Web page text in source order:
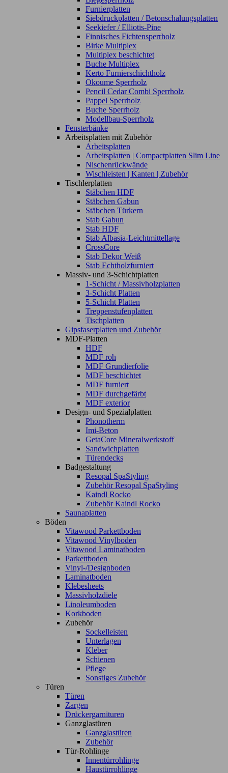
Furnierplatten
Siebdruckplatten / Betonschalungsplatten
Seekiefer / Elliotis-Pine
Finnisches Fichtensperrholz
Birke Multiplex
Multiplex beschichtet
Buche Multiplex
Kerto Furnierschichtholz
Okoume Sperrholz
Pencil Cedar Combi Sperrholz
Pappel Sperrholz
Buche Sperrholz
Modellbau-Sperrholz
Fensterbänke
Arbeitsplatten mit Zubehör
Arbeitsplatten
Arbeitsplatten | Compactplatten Slim Line
Nischenrückwände
Wischleisten | Kanten | Zubehör
Tischlerplatten
Stäbchen HDF
Stäbchen Gabun
Stäbchen Türkern
Stab Gabun
Stab HDF
Stab Albasia-Leichtmittellage
CrossCore
Stab Dekor Weiß
Stab Echtholzfurniert
Massiv- und 3-Schichtplatten
1-Schicht / Massivholzplatten
3-Schicht Platten
5-Schicht Platten
Treppenstufenplatten
Tischplatten
Gipsfaserplatten und Zubehör
MDF-Platten
HDF
MDF roh
MDF Grundierfolie
MDF beschichtet
MDF furniert
MDF durchgefärbt
MDF exterior
Design- und Spezialplatten
Phonotherm
Imi-Beton
GetaCore Mineralwerkstoff
Sandwichplatten
Türendecks
Badgestaltung
Resopal SpaStyling
Zubehör Resopal SpaStyling
Kaindl Rocko
Zubehör Kaindl Rocko
Saunaplatten
Böden
Vitawood Parkettboden
Vitawood Vinylboden
Vitawood Laminatboden
Parkettboden
Vinyl-/Designboden
Laminatboden
Klebesheets
Massivholzdiele
Linoleumboden
Korkboden
Zubehör
Sockelleisten
Unterlagen
Kleber
Schienen
Pflege
Sonstiges Zubehör
Türen
Türen
Zargen
Drückergarnituren
Ganzglastüren
Ganzglastüren
Zubehör
Tür-Rohlinge
Innentürrohlinge
Haustürrohlinge